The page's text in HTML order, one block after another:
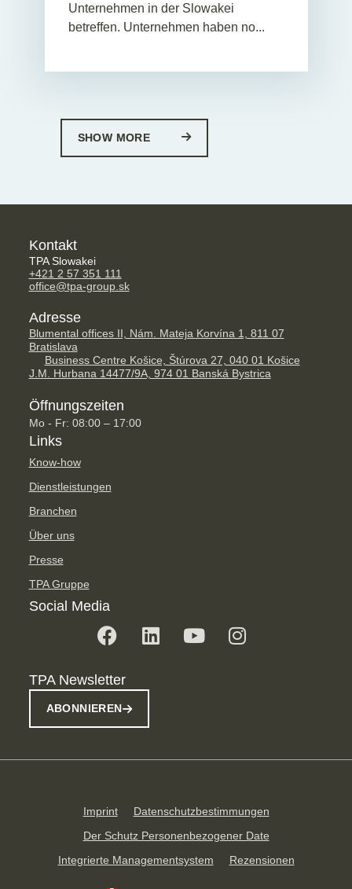
Unternehmen in der Slowakei
betreffen. Unternehmen haben no...
SHOW MORE
Kontakt
TPA Slowakei
+421 2 57 351 111
office@tpa-group.sk
Adresse
Blumental offices II, Nám. Mateja Korvína 1, 811 07
Bratislava
Business Centre Košice, Štúrova 27, 040 01 Košice
J.M. Hurbana 14477/9A, 974 01 Banská Bystrica
Öffnungszeiten
Mo - Fr: 08:00 – 17:00
Links
Know-how
Dienstleistungen
Branchen
Über uns
Presse
TPA Gruppe
Social Media
TPA Newsletter
ABONNIEREN
Imprint
Datenschutzbestimmungen
Der Schutz Personenbezogener Date
Integrierte Managementsystem
Rezensionen